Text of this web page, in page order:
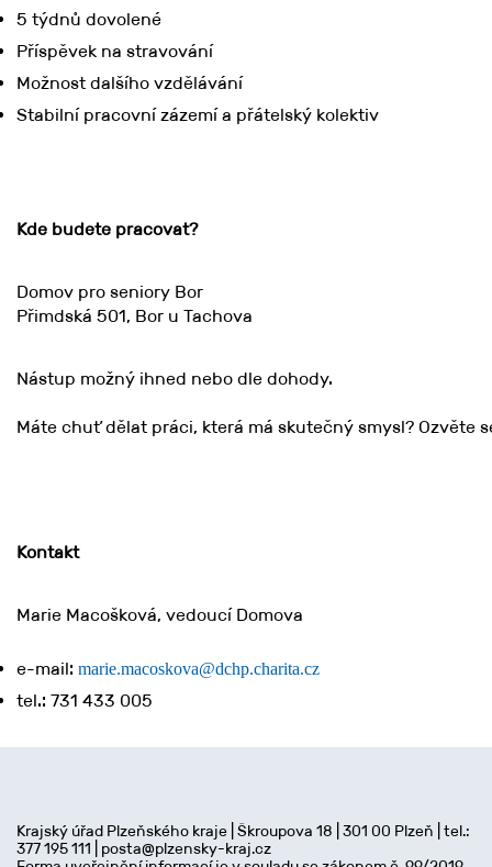
5 týdnů dovolené
Příspěvek na stravování
Možnost dalšího vzdělávání
Stabilní pracovní zázemí a přátelský kolektiv
Kde budete pracovat?
Domov pro seniory Bor
Přimdská 501, Bor u Tachova
Nástup možný ihned nebo dle dohody.
Máte chuť dělat práci, která má skutečný smysl? Ozvěte
Kontakt
Marie Macošková, vedoucí Domova
e-mail: marie.macoskova@dchp.charita.cz
tel.: 731 433 005
14.05.2026
Krajský úřad Plzeňského kraje | Škroupova 18 | 301 00 Plzeň | tel.:
377 195 111 | posta@plzensky-kraj.cz